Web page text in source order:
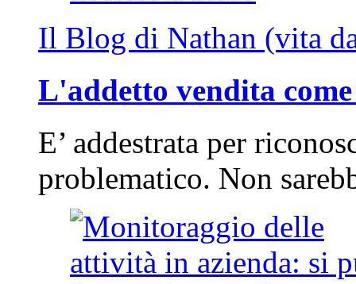
Il Blog di Nathan (vita
L'addetto vendita
E’ addestrata per
problematico. Non